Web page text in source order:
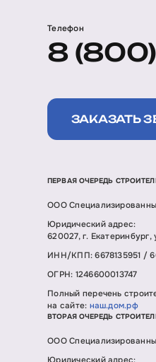
Телефон
8
ЗАКАЗАТЬ
ПЕРВАЯ ОЧЕРЕДЬ
ООО
Юридический адрес:
620027, г.
ИНН/КПП: 6678135951 /
ОГРН: 1246600013747
Полный перечень
на сайте: наш.дом.рф
ВТОРАЯ ОЧЕРЕДЬ
ООО